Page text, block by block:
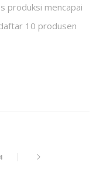
produksi mencapai
10 produsen
4